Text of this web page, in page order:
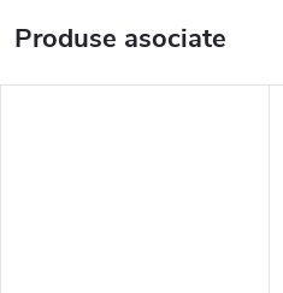
Produse asociate